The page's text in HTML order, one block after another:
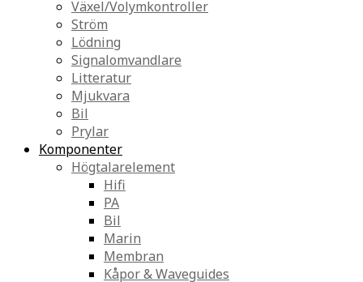
Växel/Volymkontroller
Ström
Lödning
Signalomvandlare
Litteratur
Mjukvara
Bil
Prylar
Komponenter
Högtalarelement
Hifi
PA
Bil
Marin
Membran
Kåpor & Waveguides